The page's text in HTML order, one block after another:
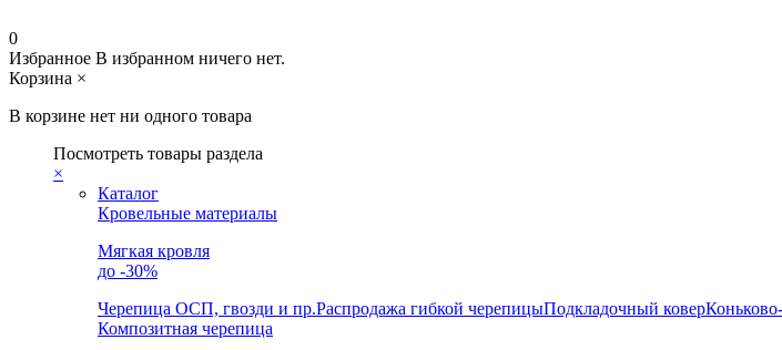
0
Избранное В избранном ничего нет.
Корзина ×
В корзине нет ни одного товара
Посмотреть товары раздела
×
Каталог
Кровельные материалы
Мягкая кровля
до -30%
Черепица ОСП, гвозди и пр.Распродажа гибкой черепицыПодкладочный ковер
Композитная черепица